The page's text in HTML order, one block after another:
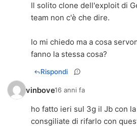
Il solito clone dell'exploit di
team non c'è che dire.
Io mi chiedo ma a cosa
fanno la stessa cosa?
Rispondi
vinbove16 anni fa
ho fatto ieri sul 3g il Jb con
consgiliate di rifarlo con